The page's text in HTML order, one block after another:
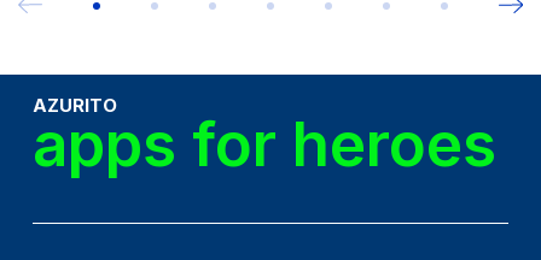
AZURITO
apps for heroes